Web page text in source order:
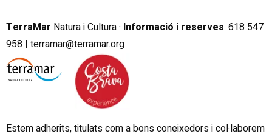
TerraMar Natura i Cultura · Informació i reserves: 618 547
958 | terramar@terramar.org
Estem adherits, titulats com a bons coneixedors i col·laborem